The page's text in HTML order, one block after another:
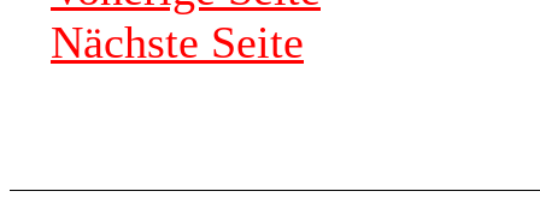
Nächste Seite